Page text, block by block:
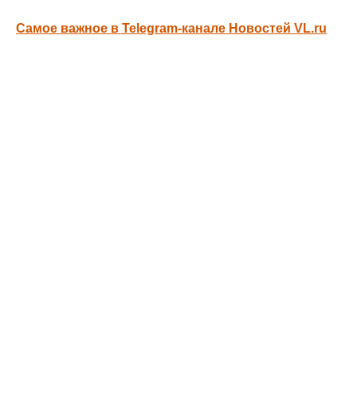
Самое важное в Telegram-канале Новостей VL.ru